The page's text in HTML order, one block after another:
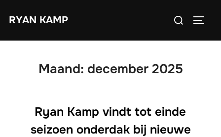
naarRYAN KAMP
Zoek
Maand: december 2025
Ryan Kamp vindt tot einde
seizoen onderdak bij nieuwe